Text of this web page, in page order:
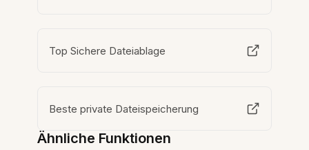
Top Sichere Dateiablage
Beste private Dateispeicherung
Ähnliche Funktionen